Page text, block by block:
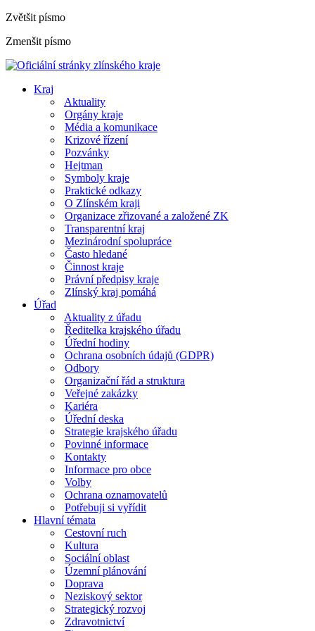
Zvětšit písmo
Zmenšit písmo
Kraj
Aktuality
Orgány kraje
Média a komunikace
Krizové řízení
Pozvánky
Hejtman
Symboly kraje
Praktické odkazy
O Zlínském kraji
Organizace zřizované a založené ZK
Transparentní kraj
Mezinárodní spolupráce
Často hledané
Činnost kraje
Právní předpisy kraje
Zlínský kraj pomáhá
Úřad
Aktuality z úřadu
Ředitelka krajského úřadu
Úřední hodiny
Ochrana osobních údajů (GDPR)
Odbory
Organizační řád a struktura
Veřejné zakázky
Kariéra
Úřední deska
Strategie krajského úřadu
Povinné informace
Kontakty
Informace pro obce
Volby
Ochrana oznamovatelů
Potřebuji si vyřídit
Hlavní témata
Cestovní ruch
Kultura
Sociální oblast
Územní plánování
Doprava
Neziskový sektor
Strategický rozvoj
Zdravotnictví